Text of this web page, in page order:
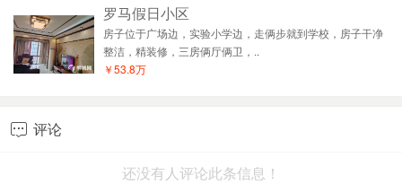
罗马假日小区
房子位于广场边，实验小学边，走俩步就到学校，房子干净
整洁，精装修，三房俩厅俩卫，..
￥53.8万
 评论
还没有人评论此条信息！